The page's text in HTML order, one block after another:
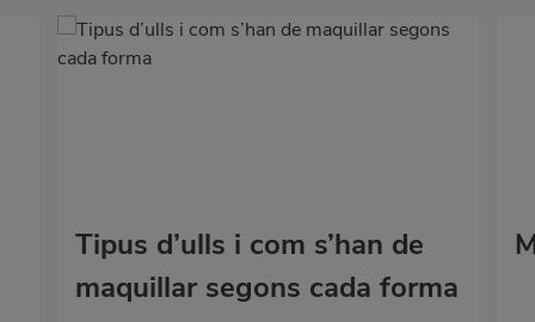
Tipus d’ulls i com s’han de
maquillar segons cada forma